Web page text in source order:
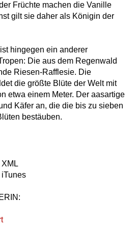
Früchte machen die Vanille
gilt sie daher als Königin der
hingegen ein anderer
Die aus dem Regenwald
Riesen-Rafflesie. Die
die größte Blüte der Welt mit
etwa einem Meter. Der aasartige
Käfer an, die die bis zu sieben
bestäuben.